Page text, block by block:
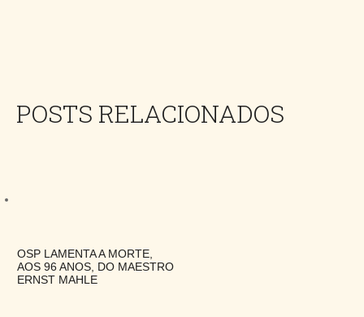
POSTS RELACIONADOS
OSP LAMENTA A MORTE,
AOS 96 ANOS, DO MAESTRO
ERNST MAHLE